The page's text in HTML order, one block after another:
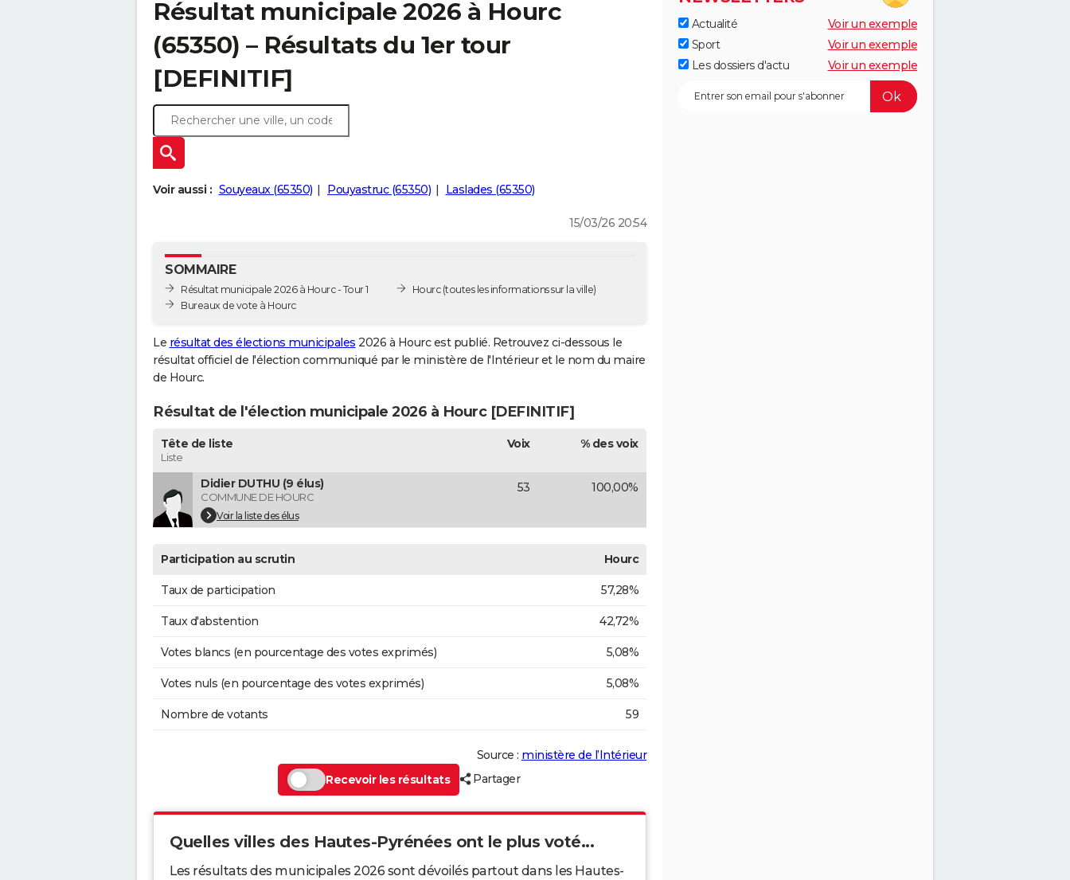
Résultat municipale 2026 à Hourc
(65350) – Résultats du 1er tour
[DEFINITIF]
Voir aussi : Souyeaux (65350) Pouyastruc (65350) Laslades (65350)
15/03/26 20:54
SOMMAIRE
Résultat municipale 2026 à Hourc - Tour 1
Bureaux de vote à Hourc
Hourc(toutes les informations sur la ville)
Le résultat des élections municipales 2026 à Hourc est publié. Retrouvez ci-dessous le
résultat officiel de l'élection communiqué par le ministère de l'Intérieur et le nom du maire
de Hourc.
Résultat de l'élection municipale 2026 à Hourc [DEFINITIF]
Tête de liste
Liste
Voix % des voix
Didier DUTHU (9 élus)
COMMUNE DE HOURC
Voir la liste des élus
53 100,00%
Participation au scrutin Hourc
Taux de participation 57,28%
Taux d'abstention 42,72%
Votes blancs (en pourcentage des votes exprimés) 5,08%
Votes nuls (en pourcentage des votes exprimés) 5,08%
Nombre de votants 59
Source : ministère de l’Intérieur
Recevoir les résultats
Partager
Quelles villes des Hautes-Pyrénées ont le plus voté...
Les résultats des municipales 2026 sont dévoilés partout dans les Hautes-
Actualité
Voir un exemple
Sport
Voir un exemple
Les dossiers d'actu
Voir un exemple